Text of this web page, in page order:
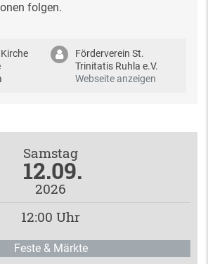
folgen.
Förderverein St.
Trinitatis Ruhla e.V.
Webseite anzeigen
Samstag
12.09.
2026
12:00 Uhr
Feste & Märkte